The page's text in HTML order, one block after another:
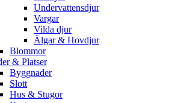
Undervattensdjur
Vargar
Vilda djur
Älgar & Hovdjur
Blommor
& Platser
Byggnader
Slott
Hus & Stugor